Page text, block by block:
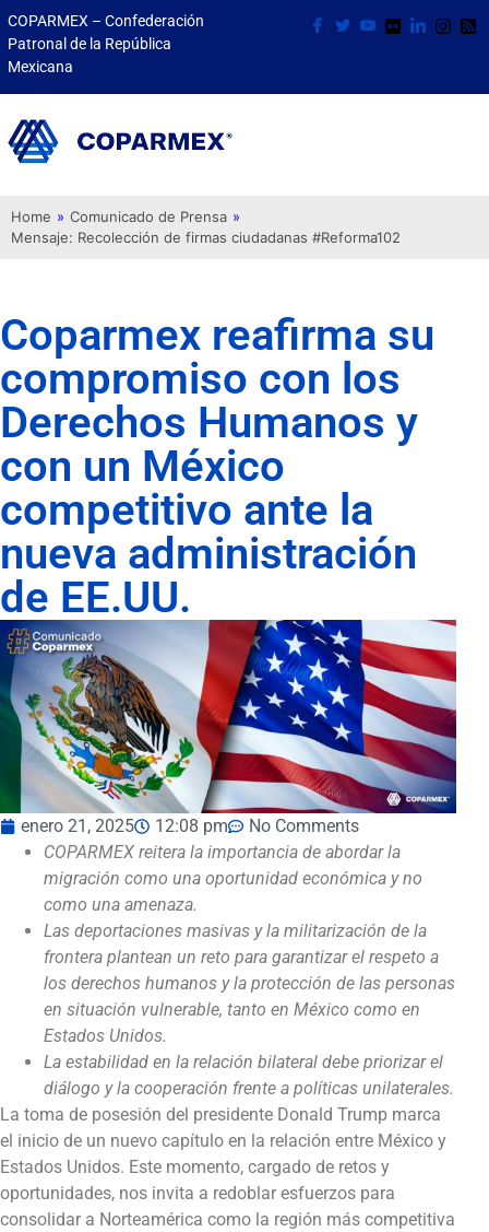
COPARMEX – Confederación
Patronal de la República
Mexicana
Home » Comunicado de Prensa »
Mensaje: Recolección de firmas ciudadanas #Reforma102
Coparmex reafirma su
compromiso con los
Derechos Humanos y
con un México
competitivo ante la
nueva administración
de EE.UU.
enero 21, 2025 12:08 pm
No Comments
COPARMEX reitera la importancia de abordar la
migración como una oportunidad económica y no
como una amenaza.
Las deportaciones masivas y la militarización de la
frontera plantean un reto para garantizar el respeto a
los derechos humanos y la protección de las personas
en situación vulnerable, tanto en México como en
Estados Unidos.
La estabilidad en la relación bilateral debe priorizar el
diálogo y la cooperación frente a políticas unilaterales.
La toma de posesión del presidente Donald Trump marca
el inicio de un nuevo capítulo en la relación entre México y
Estados Unidos. Este momento, cargado de retos y
oportunidades, nos invita a redoblar esfuerzos para
consolidar a Norteamérica como la región más competitiva